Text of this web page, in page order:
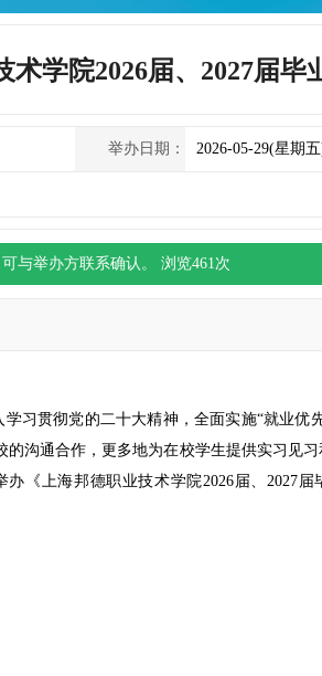
术学院2026届、2027届毕
举办日期： 2026-05-29(星期
与举办方联系确认。 浏览461 次
贯彻党的二十大精神，全面实施“就业优
沟通合作，更多地为在校学生提供实习见
《上海邦德职业技术学院2026届、2027届